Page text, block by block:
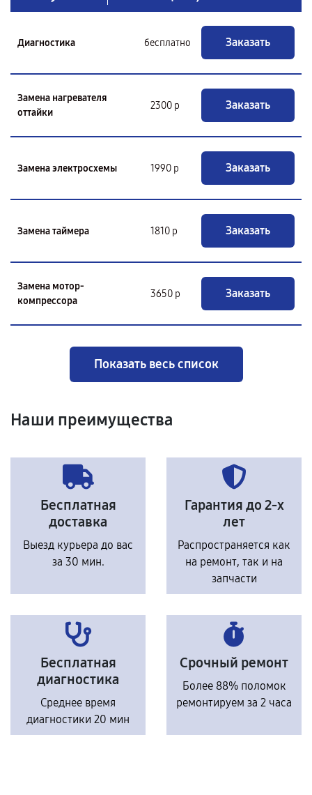
Диагностика бесплатно Заказать
Замена нагревателя
оттайки
2300 р Заказать
Замена электросхемы 1990 р Заказать
Замена таймера 1810 р Заказать
Замена мотор-
компрессора
3650 р Заказать
Показать весь список
Наши преимущества
Бесплатная
доставка
Выезд курьера до вас
за 30 мин.
Гарантия до 2-х
лет
Распространяется как
на ремонт, так и на
запчасти
Бесплатная
диагностика
Среднее время
диагностики 20 мин
Срочный ремонт
Более 88% поломок
ремонтируем за 2 часа